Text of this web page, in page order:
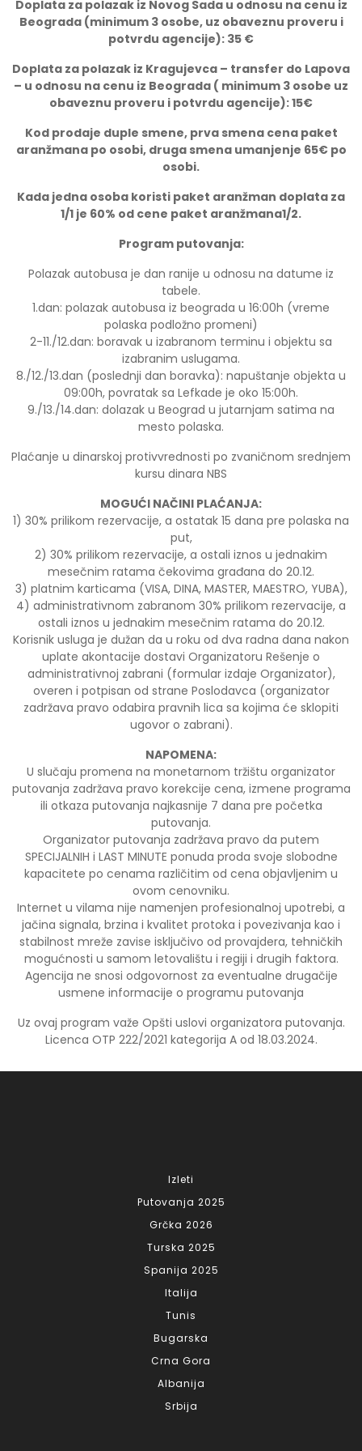
Doplata za polazak iz Novog Sada u odnosu na cenu iz
Beograda (minimum 3 osobe, uz obaveznu proveru i
potvrdu agencije): 35 €
Doplata za polazak iz Kragujevca – transfer do Lapova
– u odnosu na cenu iz Beograda ( minimum 3 osobe uz
obaveznu proveru i potvrdu agencije): 15€
Kod prodaje duple smene, prva smena cena paket
aranžmana po osobi, druga smena umanjenje 65€ po
osobi.
Kada jedna osoba koristi paket aranžman doplata za
1/1 je 60% od cene paket aranžmana1/2.
Program putovanja:
Polazak autobusa je dan ranije u odnosu na datume iz
tabele.
1.dan: polazak autobusa iz beograda u 16:00h (vreme
polaska podložno promeni)
2-11./12.dan: boravak u izabranom terminu i objektu sa
izabranim uslugama.
8./12./13.dan (poslednji dan boravka): napuštanje objekta u
09:00h, povratak sa Lefkade je oko 15:00h.
9./13./14.dan: dolazak u Beograd u jutarnjam satima na
mesto polaska.
Plaćanje u dinarskoj protivvrednosti po zvaničnom srednjem
kursu dinara NBS
MOGUĆI NAČINI PLAĆANJA:
1) 30% prilikom rezervacije, a ostatak 15 dana pre polaska na
put,
2) 30% prilikom rezervacije, a ostali iznos u jednakim
mesečnim ratama čekovima građana do 20.12.
3) platnim karticama (VISA, DINA, MASTER, MAESTRO, YUBA),
4) administrativnom zabranom 30% prilikom rezervacije, a
ostali iznos u jednakim mesečnim ratama do 20.12.
Korisnik usluga je dužan da u roku od dva radna dana nakon
uplate akontacije dostavi Organizatoru Rešenje o
administrativnoj zabrani (formular izdaje Organizator),
overen i potpisan od strane Poslodavca (organizator
zadržava pravo odabira pravnih lica sa kojima će sklopiti
ugovor o zabrani).
NAPOMENA:
U slučaju promena na monetarnom tržištu organizator
putovanja zadržava pravo korekcije cena, izmene programa
ili otkaza putovanja najkasnije 7 dana pre početka
putovanja.
Organizator putovanja zadržava pravo da putem
SPECIJALNIH i LAST MINUTE ponuda proda svoje slobodne
kapacitete po cenama različitim od cena objavljenim u
ovom cenovniku.
Internet u vilama nije namenjen profesionalnoj upotrebi, a
jačina signala, brzina i kvalitet protoka i povezivanja kao i
stabilnost mreže zavise isključivo od provajdera, tehničkih
mogućnosti u samom letovalištu i regiji i drugih faktora.
Agencija ne snosi odgovornost za eventualne drugačije
usmene informacije o programu putovanja
Uz ovaj program važe Opšti uslovi organizatora putovanja.
Licenca OTP 222/2021 kategorija A od 18.03.2024.
Izleti
Putovanja 2025
Grčka 2026
Turska 2025
Spanija 2025
Italija
Tunis
Bugarska
Crna Gora
Albanija
Srbija